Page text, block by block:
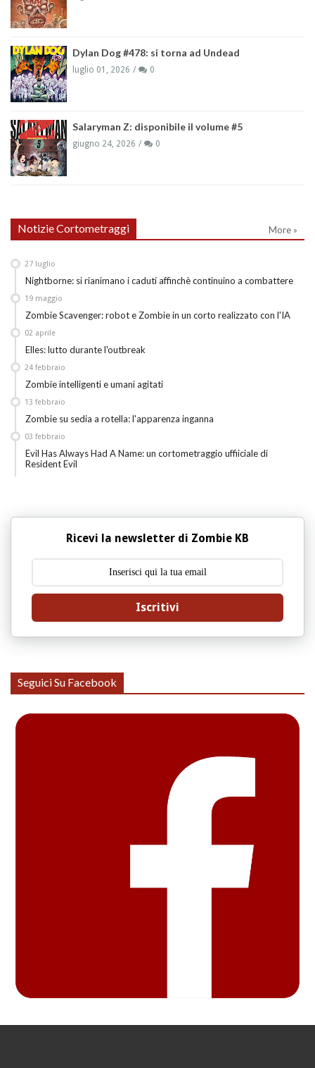
Dylan Dog #478: si torna ad Undead
luglio 01, 2026 0
Salaryman Z: disponibile il volume #5
giugno 24, 2026 0
Notizie Cortometraggi More »
Nightborne: si rianimano i caduti affinchè continuino a combattere
27 luglio
Zombie Scavenger: robot e Zombie in un corto realizzato con l'IA
19 maggio
Elles: lutto durante l'outbreak
02 aprile
Zombie intelligenti e umani agitati
24 febbraio
Zombie su sedia a rotella: l'apparenza inganna
13 febbraio
Evil Has Always Had A Name: un cortometraggio uffiiciale di
Resident Evil
03 febbraio
Ricevi la newsletter di Zombie KB
Iscritivi
Seguici Su Facebook